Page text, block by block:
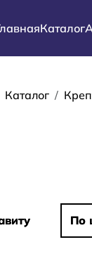
содержанию
Каталог
Каталог
По
По